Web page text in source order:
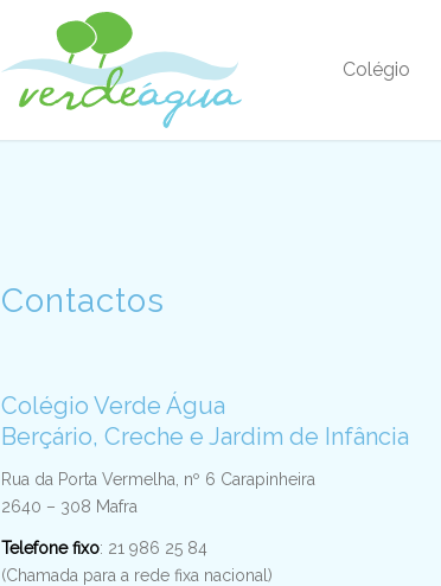
Colégio
Contactos
Colégio Verde Água
Berçário, Creche e Jardim de Infância
Rua da Porta Vermelha, nº 6 Carapinheira
2640 – 308 Mafra
Telefone fixo: 21 986 25 84
(Chamada para a rede fixa nacional)